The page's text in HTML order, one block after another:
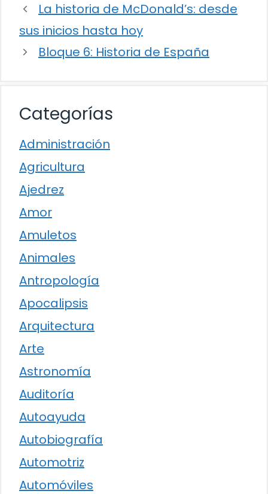
La historia de McDonald’s: desde
sus inicios hasta hoy
Bloque 6: Historia de España
Categorías
Administración
Agricultura
Ajedrez
Amor
Amuletos
Animales
Antropología
Apocalipsis
Arquitectura
Arte
Astronomía
Auditoría
Autoayuda
Autobiografía
Automotriz
Automóviles